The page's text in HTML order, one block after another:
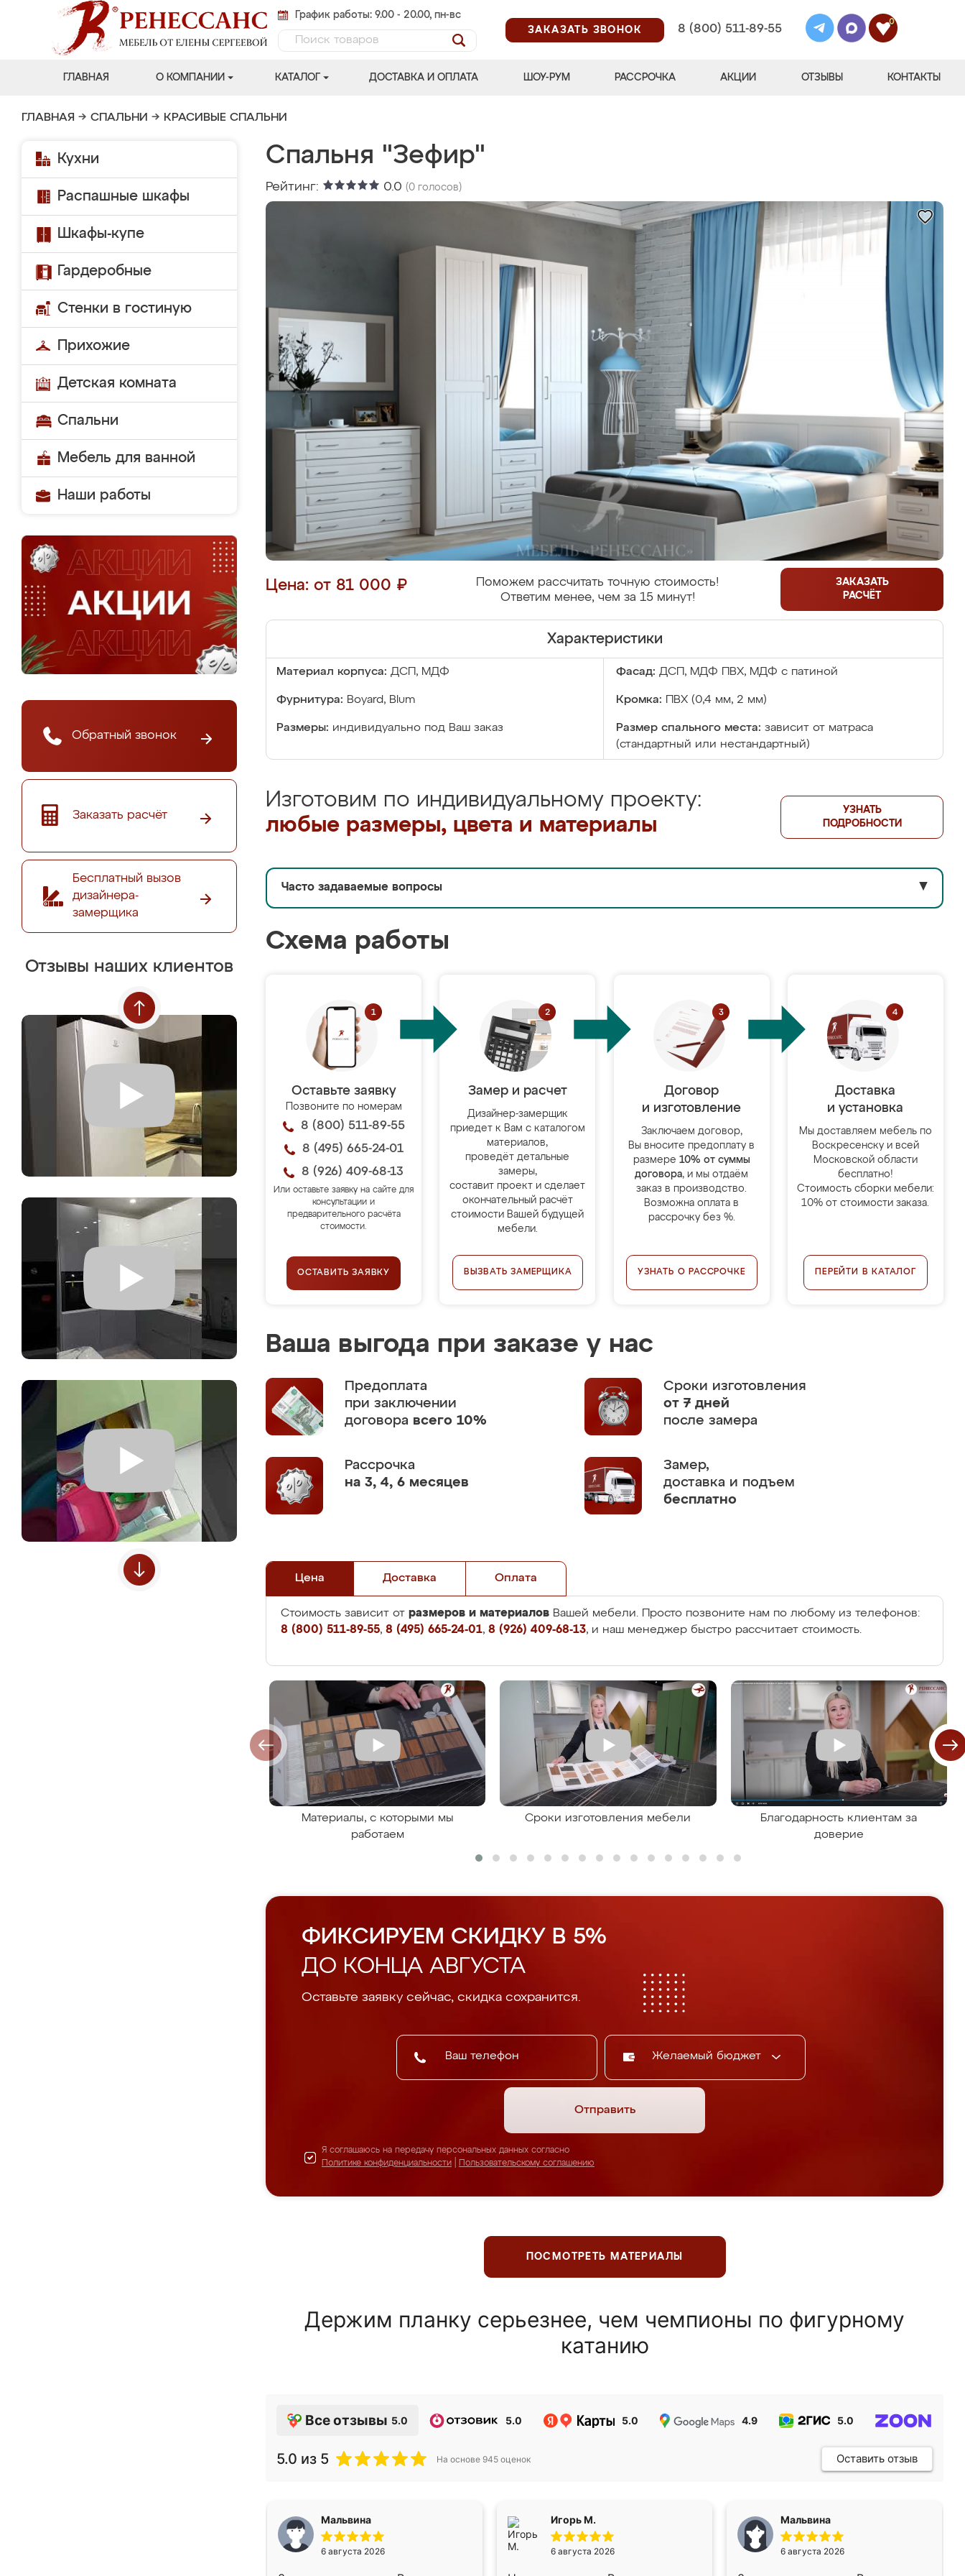
График работы: 9.00 - 20.00, пн-вс
ЗАКАЗАТЬ ЗВОНОК
8 (800) 511-89-55
0
ГЛАВНАЯ О КОМПАНИИ КАТАЛОГ ДОСТАВКА И ОПЛАТА ШОУ-РУМ РАССРОЧКА АКЦИИ ОТЗЫВЫ КОНТАКТЫ
ГЛАВНАЯ → СПАЛЬНИ → КРАСИВЫЕ СПАЛЬНИ
Кухни
Распашные шкафы
Шкафы-купе
Гардеробные
Стенки в гостиную
Прихожие
Детская комната
Спальни
Мебель для ванной
Наши работы
Обратный звонок
Заказать расчёт
Бесплатный вызов
дизайнера-
замерщика
Отзывы наших клиентов
Спальня "Зефир"
Рейтинг: 0.0 (0 голосов)
Цена: от 81 000 ₽
Поможем рассчитать точную стоимость!
Ответим менее, чем за 15 минут!
ЗАКАЗАТЬ
РАСЧЁТ
Характеристики
Материал корпуса: ДСП, МДФ Фасад: ДСП, МДФ ПВХ, МДФ с патиной
Фурнитура: Boyard, Blum Кромка: ПВХ (0,4 мм, 2 мм)
Размеры: индивидуально под Ваш заказ Размер спального места: зависит от матраса
(стандартный или нестандартный)
Изготовим по индивидуальному проекту:
любые размеры, цвета и материалы
УЗНАТЬ
ПОДРОБНОСТИ
Часто задаваемые вопросы ▼
Схема работы
Оставьте заявку
Позвоните по номерам
8 (800) 511-89-55
8 (495) 665-24-01
8 (926) 409-68-13
Или оставьте заявку на сайте для
консультации и
предварительного расчёта
стоимости.
ОСТАВИТЬ ЗАЯВКУ
Замер и расчет
Дизайнер-замерщик
приедет к Вам с каталогом
материалов,
проведёт детальные
замеры,
составит проект и сделает
окончательный расчёт
стоимости Вашей будущей
мебели.
ВЫЗВАТЬ ЗАМЕРЩИКА
Договор
и изготовление
Заключаем договор,
Вы вносите предоплату в
размере 10% от суммы
договора, и мы отдаём
заказ в производство.
Возможна оплата в
рассрочку без %.
УЗНАТЬ О РАССРОЧКЕ
Доставка
и установка
Мы доставляем мебель по
Воскресенску и всей
Московской области
бесплатно!
Стоимость сборки мебели:
10% от стоимости заказа.
ПЕРЕЙТИ В КАТАЛОГ
Ваша выгода при заказе у нас
Предоплата
при заключении
договора всего 10%
Сроки изготовления
от 7 дней
после замера
Рассрочка
на 3, 4, 6 месяцев
Замер,
доставка и подъем
бесплатно
Цена Доставка Оплата
Стоимость зависит от размеров и материалов Вашей мебели. Просто позвоните нам по любому из телефонов:
8 (800) 511-89-55, 8 (495) 665-24-01, 8 (926) 409-68-13, и наш менеджер быстро рассчитает стоимость.
Материалы, с которыми мы
работаем
Сроки изготовления мебели
Благодарность клиентам за
доверие
ФИКСИРУЕМ СКИДКУ В 5%
ДО КОНЦА АВГУСТА
Оставьте заявку сейчас, скидка сохранится.
Желаемый бюджет
Отправить
Я соглашаюсь на передачу персональных данных согласно
Политике конфиденциальности
Пользовательскому соглашению
ПОСМОТРЕТЬ МАТЕРИАЛЫ
Держим планку серьезнее, чем чемпионы по фигурному
катанию
Все отзывы 5.0 5.0 5.0 4.9 5.0
5.0 из 5 На основе 945 оценок Оставить отзыв
Мальвина
6 августа 2026
Игорь М.
6 августа 2026
Мальвина
6 августа 2026